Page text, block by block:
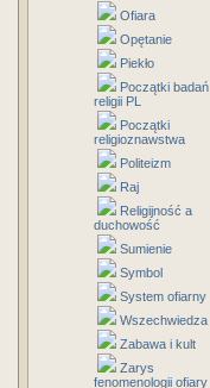
Ofiara
Opętanie
Piekło
Początki badań
religii PL
Początki
religioznawstwa
Politeizm
Raj
Religijność a
duchowość
Sumienie
Symbol
System ofiarny
Wszechwiedza
Zabawa i kult
Zarys
fenomenologii ofiary